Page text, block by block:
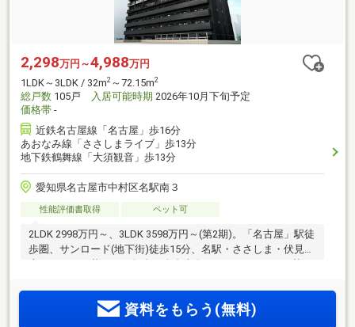
2,298万円～4,988万円
1LDK～3LDK / 32m2 ～72.15m2
総戸数 105戸 入居可能時期 2026年10月下旬予定
価格帯 -
近鉄名古屋線「名古屋」歩16分
あおなみ線「ささしまライブ」歩13分
地下鉄鶴舞線「大須観音」歩13分
愛知県名古屋市中村区名駅南３
性能評価書取得 ペット可
2LDK 2998万円～、3LDK 3598万円～(第2期)。「名古屋」駅徒
歩圏、サンロード(地下街)徒歩15分、名駅・ささしま・伏見・
心のセキュリティ。事前案内会開催中！来場予約受付中！
資料をもらう(無料)